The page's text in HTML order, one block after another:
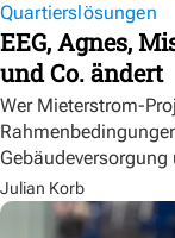
Quartierslösungen
EEG, Agnes,
und Co. ändert
Wer Mieterstrom-
Julian Korb